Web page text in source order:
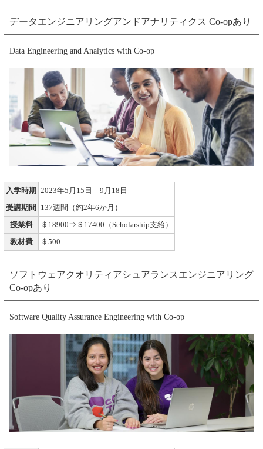
データエンジニアリングアンドアナリティクス Co-opあり
Data Engineering and Analytics with Co-op
入学時期 2023年5月15日 9月18日
受講期間 137週間（約2年6か月）
授業料 ＄18900⇒＄17400（Scholarship支給）
教材費 ＄500
ソフトウェアクオリティアシュアランスエンジニアリング
Co-opあり
Software Quality Assurance Engineering with Co-op